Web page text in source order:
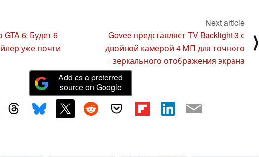
6: Будет 6
уже почти
Next article
Govee представляет TV Backlight 3 с
двойной камерой 4 МП для точного
зеркального отображения экрана
⟩
Add as a preferred
source on Google